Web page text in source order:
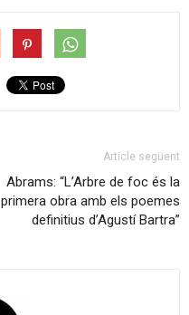
Article següent
Abrams: “L’Arbre de foc és la
primera obra amb els poemes
definitius d’Agustí Bartra”